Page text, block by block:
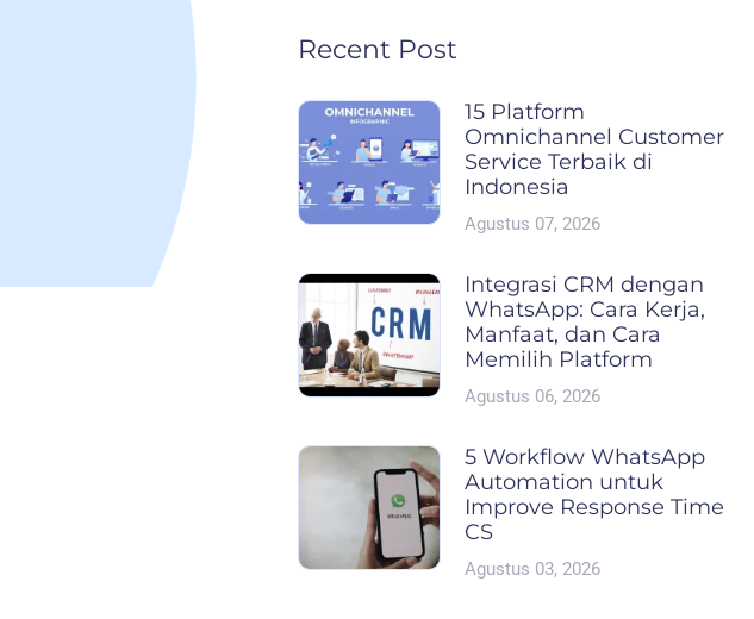
Recent Post
15 Platform
Omnichannel Customer
Service Terbaik di
Indonesia
Agustus 07, 2026
Integrasi CRM dengan
WhatsApp: Cara Kerja,
Manfaat, dan Cara
Memilih Platform
Agustus 06, 2026
5 Workflow WhatsApp
Automation untuk
Improve Response Time
CS
Agustus 03, 2026